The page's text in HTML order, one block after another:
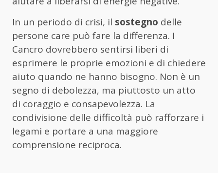
In un periodo di crisi, il sostegno delle
persone care può fare la differenza. I
Cancro dovrebbero sentirsi liberi di
esprimere le proprie emozioni e di chiedere
aiuto quando ne hanno bisogno. Non è un
segno di debolezza, ma piuttosto un atto
di coraggio e consapevolezza. La
condivisione delle difficoltà può rafforzare i
legami e portare a una maggiore
comprensione reciproca.